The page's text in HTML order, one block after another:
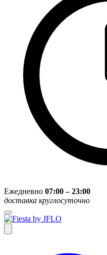
Ежедневно 07:00 – 23:00
доставка круглосуточно